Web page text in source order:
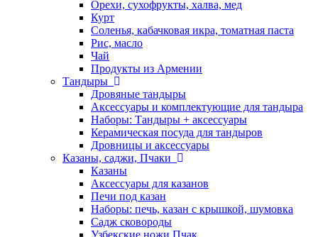
Орехи, сухофрукты, халва, мед
Курт
Соленья, кабачковая икра, томатная паста
Рис, масло
Чай
Продукты из Армении
Тандыры
Дровяные тандыры
Аксессуары и комплектующие для тандыра
Наборы: Тандыры + аксессуары
Керамическая посуда для тандыров
Дровницы и аксессуары
Казаны, саджи, Пчаки
Казаны
Аксессуары для казанов
Печи под казан
Наборы: печь, казан с крышкой, шумовка
Садж сковороды
Узбекские ножи Пчак